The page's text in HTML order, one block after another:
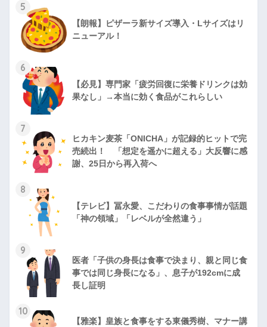
5
【朗報】ピザーラ新サイズ導入・Lサイズはリ
ニューアル！
6
【必見】専門家「疲労回復に栄養ドリンクは効
果なし」→本当に効く食品がこれらしい
7
ヒカキン麦茶「ONICHA」が記録的ヒットで完
売続出！ 「想定を遥かに超える」大反響に感
謝、25日から再入荷へ
8
【テレビ】冨永愛、こだわりの食事事情が話題
「神の領域」「レベルが全然違う」
9
医者「子供の身長は食事で決まり、親と同じ食
事では同じ身長になる」、息子が192cmに成
長し証明
10
【雅楽】皇族と食事をする東儀秀樹、マナー講